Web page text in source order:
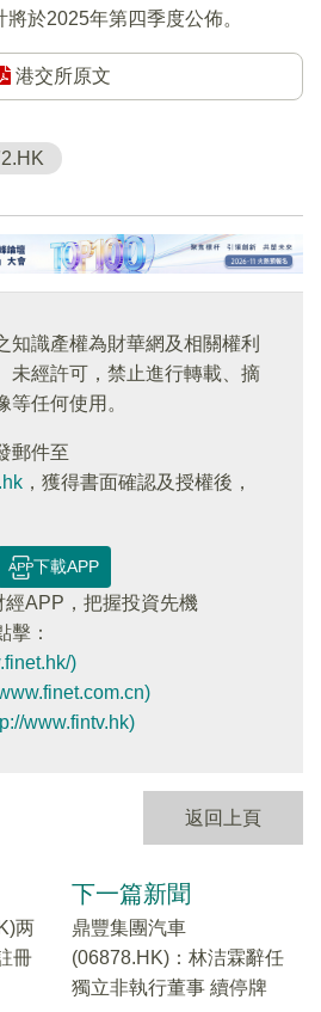
於2025年第四季度公佈。
港交所原文
知識產權為財華網及相關權利
未經許可，禁止進行轉載、摘
等任何使用。
郵件至
，獲得書面確認及授權後，
下載APP
經APP，把握投資先機
擊：
)
www.fintv.hk)
返回上頁
两
冊
下一篇新聞
鼎豐集團汽車
(06878.HK)：林洁霖辭任
獨立非執行董事 續停牌